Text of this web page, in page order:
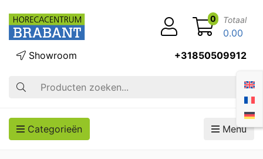
Zoek op
Showroom +31850509912
0 Totaal
0.00
Categorieën Menu